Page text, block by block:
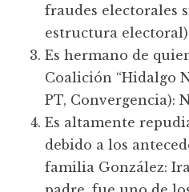
fraudes electorales
estructura
Es hermano de
Coalición “Hidalgo
PT, Convergencia):
Es altamente
debido a los
familia González: